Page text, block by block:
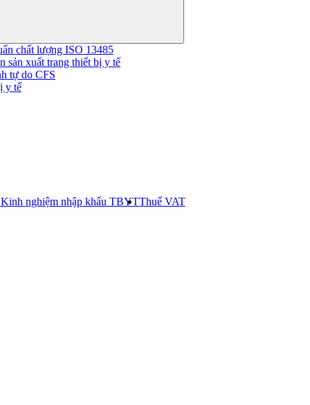
chất lượng ISO 13485
sản xuất trang thiết bị y tế
tự do CFS
y tế
Kinh nghiệm nhập khẩu TBYTThuế VAT